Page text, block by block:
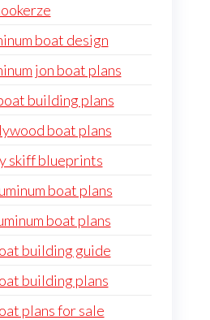
boat design
jon boat plans
building plans
boat plans
skiff blueprints
boat plans
boat plans
building guide
building plans
plans for sale